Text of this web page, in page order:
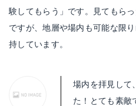
験してもらう」です。見てもら
ですが、地層や場内も可能な限
持しています。
場内を拝見して
た！とても素敵